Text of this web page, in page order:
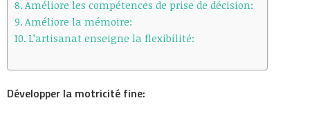
Améliore les compétences de prise de décision:
Améliore la mémoire:
L’artisanat enseigne la flexibilité:
Développer la motricité fine: